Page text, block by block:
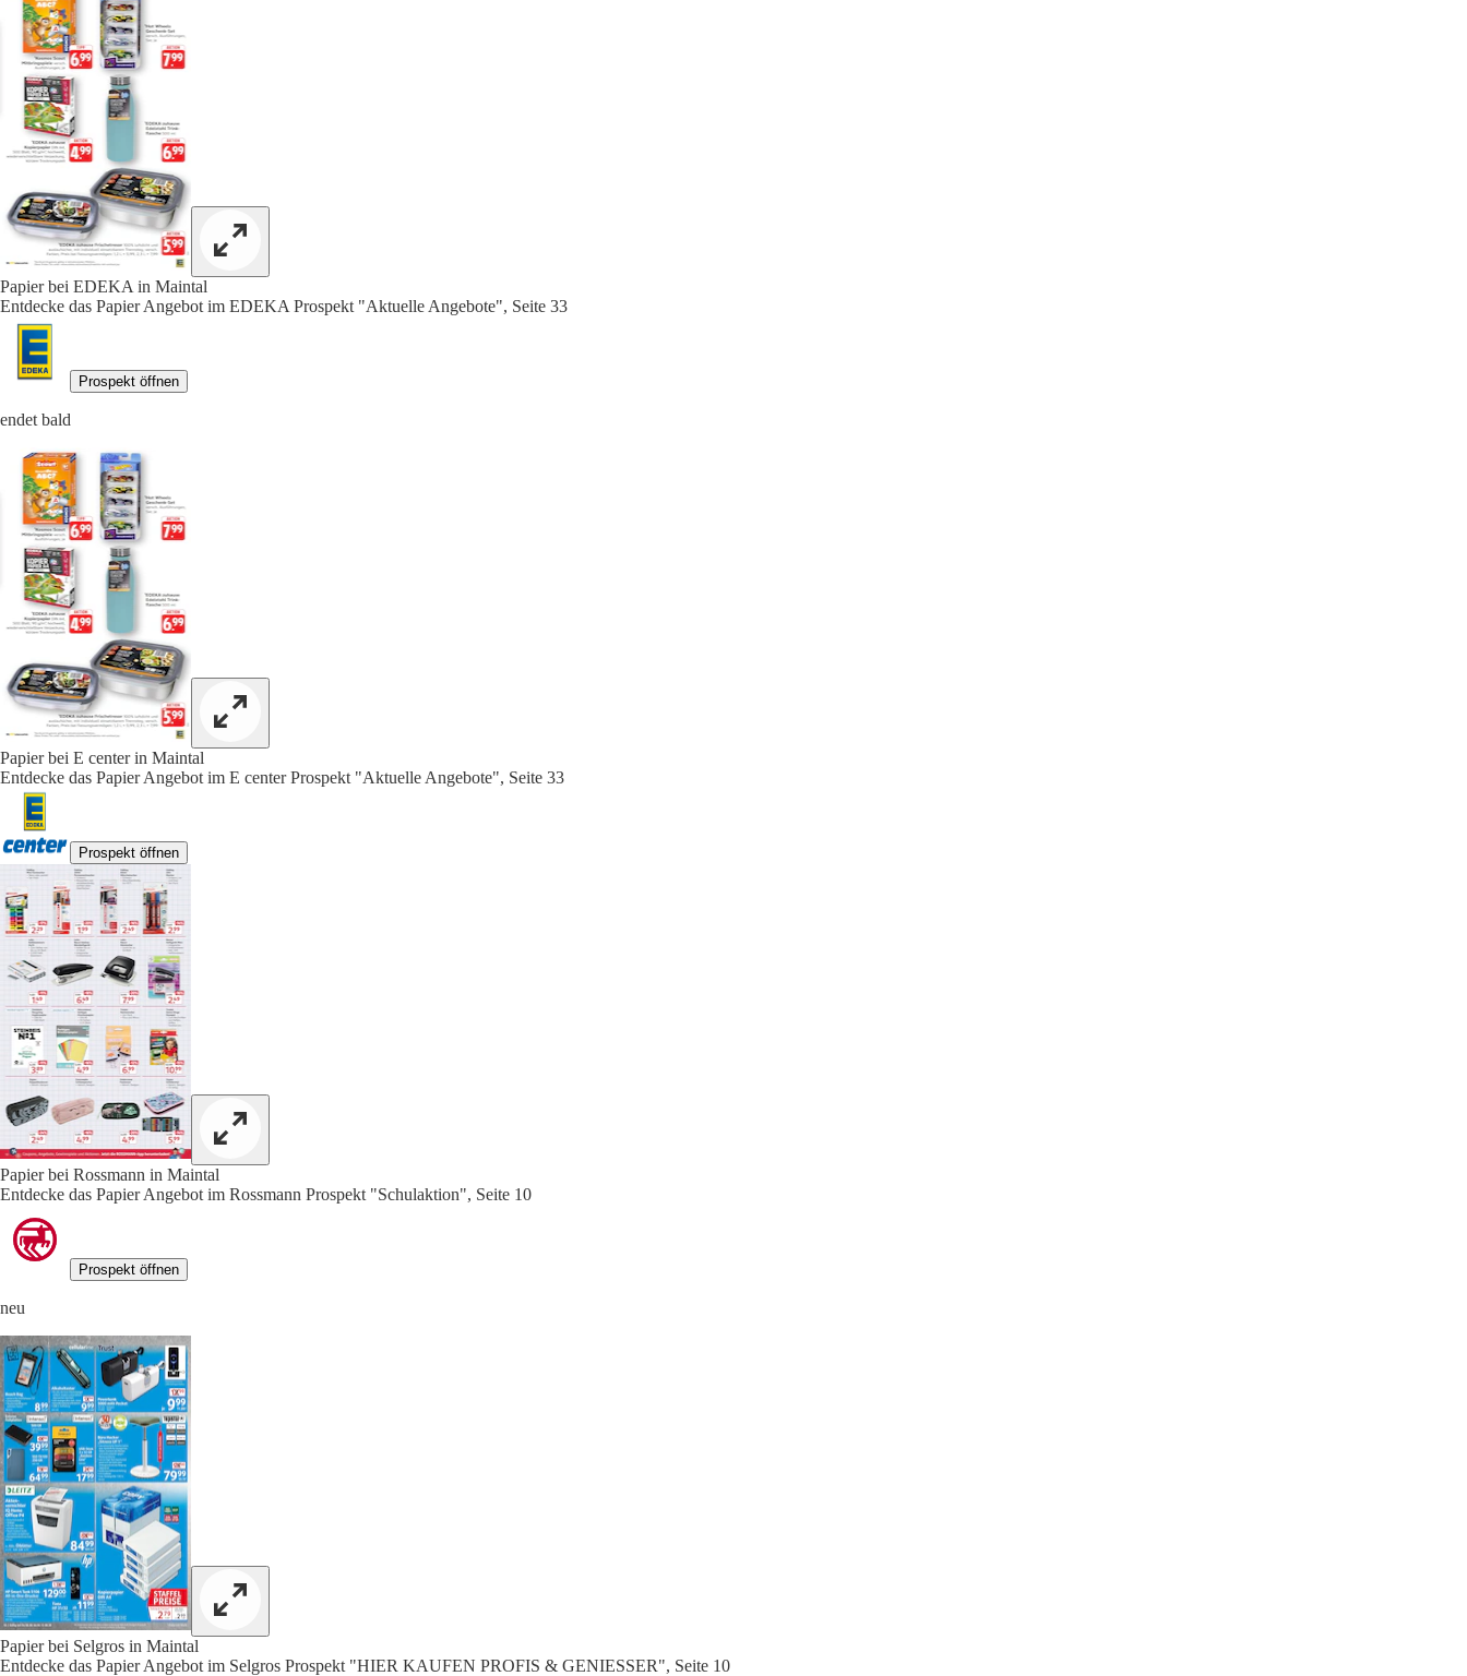
Papier bei EDEKA in Maintal
Entdecke das Papier Angebot im EDEKA Prospekt "Aktuelle Angebote", Seite 33
Prospekt öffnen
endet bald
Papier bei E center in Maintal
Entdecke das Papier Angebot im E center Prospekt "Aktuelle Angebote", Seite 33
Prospekt öffnen
Papier bei Rossmann in Maintal
Entdecke das Papier Angebot im Rossmann Prospekt "Schulaktion", Seite 10
Prospekt öffnen
neu
Papier bei Selgros in Maintal
Entdecke das Papier Angebot im Selgros Prospekt "HIER KAUFEN PROFIS & GENIESSER", Seite 10